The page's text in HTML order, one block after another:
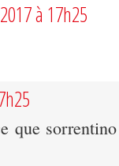
à 17h25
que